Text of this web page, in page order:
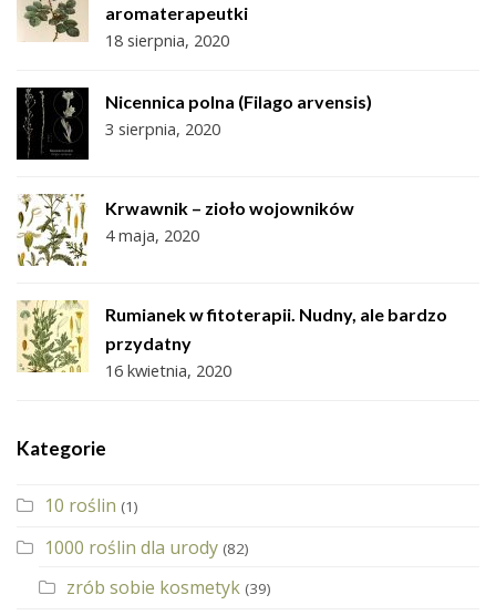
aromaterapeutki
18 sierpnia, 2020
Nicennica polna (Filago arvensis)
3 sierpnia, 2020
Krwawnik – zioło wojowników
4 maja, 2020
Rumianek w fitoterapii. Nudny, ale bardzo
przydatny
16 kwietnia, 2020
Kategorie
10 roślin (1)
1000 roślin dla urody (82)
zrób sobie kosmetyk (39)